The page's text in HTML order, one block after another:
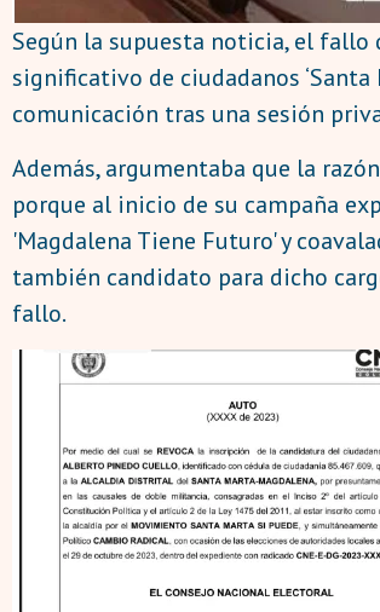
Según la supuesta noticia, el fallo
significativo de ciudadanos
comunicación tras una sesión
Además, argumentaba que la
porque al inicio de su campaña
'Magdalena Tiene Futuro' y
también candidato para dicho
fallo.